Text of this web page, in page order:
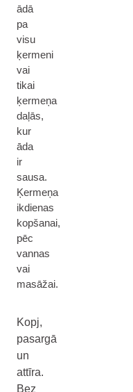
ādā
pa
visu
ķermeni
vai
tikai
ķermeņa
daļās,
kur
āda
ir
sausa.
Ķermeņa
ikdienas
kopšanai,
pēc
vannas
vai
masāžai.
Kopj,
pasargā
un
attīra.
Bez